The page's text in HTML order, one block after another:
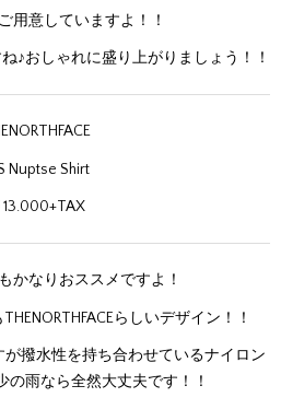
用意していますよ！！
♪おしゃれに盛り上がりましょう！！
Nuptse Shirt
13.000+TAX
かなりおススメですよ！
らしいデザイン！！
撥水性を持ち合わせているナイロン
の雨なら全然大丈夫です！！